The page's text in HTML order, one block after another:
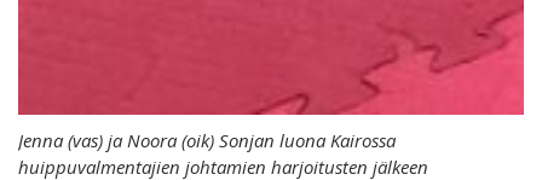
Jenna (vas) ja Noora (oik) Sonjan luona Kairossa
huippuvalmentajien johtamien harjoitusten jälkeen